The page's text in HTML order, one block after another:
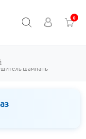
0
шампань